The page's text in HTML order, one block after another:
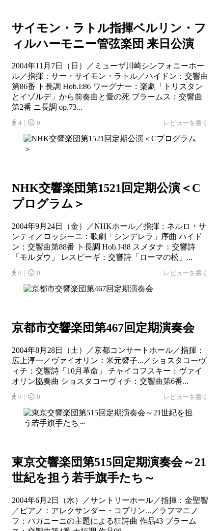
サイモン・ラトル指揮ベルリン・フ
ィルハーモニー管弦楽団 来日公演
2004年11月7日（日）／ミューザ川崎シンフォニーホー
ル／指揮：サー・サイモン・ラトル／ハイドン：交響曲
第86番 ト長調 Hob.I:86 ワーグナー：楽劇「トリスタン
とイゾルデ」から前奏曲と愛の死 ブラームス：交響曲
第2番 ニ長調 op.73...
4｜ 0 レビューを書く
NHK交響楽団第1521回定期公演＜C
プログラム＞
2004年9月24日（金）／NHKホール／指揮：ネルロ・サ
ンティ／ロッシーニ：歌劇「シンデレラ」序曲 ハイド
ン：交響曲第88番 ト長調 Hob.I-88 スメタナ：交響詩
「モルダウ」 レスピーギ：交響詩「ローマの松」...
0｜ 0 レビューを書く
京都市交響楽団第467回定期演奏会
2004年8月28日（土）／京都コンサートホール／指揮：
広上淳一／ヴァイオリン：米元響子...／ショスタコーヴ
ィチ：交響詩「10月革命」 チャイコフスキー：ヴァイ
オリン協奏曲 ショスタコーヴィチ：交響曲第6番...
0｜ 0 レビューを書く
東京交響楽団第515回定期演奏会～21
世紀を担う若手旗手たち～
2004年6月2日（水）／サントリーホール／指揮：金聖響
／ピアノ：アレクサンダー・コブリン...／ラフマニノ
フ：パガニーニの主題による狂詩曲 作品43 ブラーム